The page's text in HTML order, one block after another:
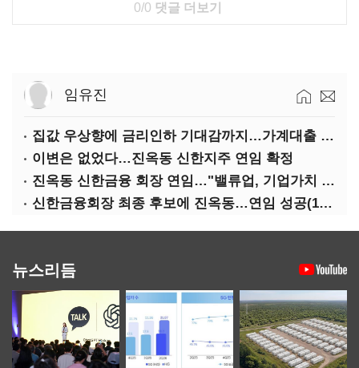
0/0 댓글 더보기
임유진
집값 우상향에 금리인하 기대감까지…가계대출 뇌관
이변은 없었다…진옥동 신한지주 연임 확정
진옥동 신한금융 회장 연임…"밸류업, 기업가치 키워"(상보)
신한금융회장 최종 후보에 진옥동…연임 성공(1보)
뉴스리듬